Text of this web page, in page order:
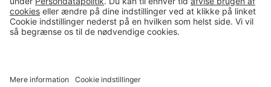
Salgsafdeling åbningstider
08.00-16.00